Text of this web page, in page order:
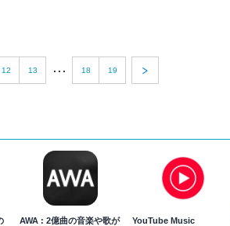
12 13 ... 18 19
AWA : 2億曲の音楽や歌が
YouTube Music